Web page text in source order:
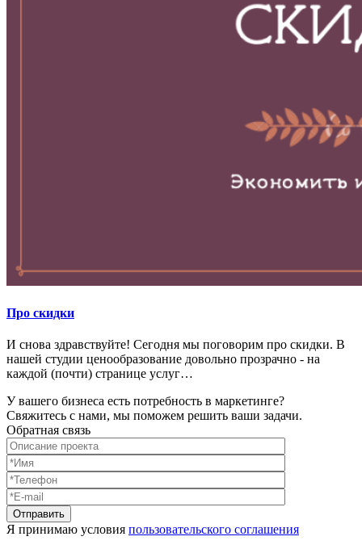
Про скидки
И снова здравствуйте! Сегодня мы поговорим про скидки. В
нашей студии ценообразование довольно прозрачно - на
каждой (почти) странице услуг…
У вашего бизнеса есть потребность в маркетинге?
Свяжитесь с нами, мы поможем решить ваши задачи.
Обратная связь
Я принимаю условия пользовательского соглашения